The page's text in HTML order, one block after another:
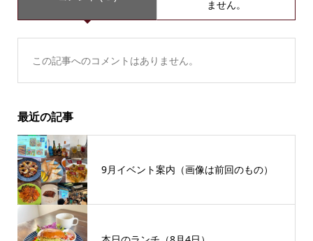
ません。
この記事へのコメントはありません。
最近の記事
9月イベント案内（画像は前回のもの）